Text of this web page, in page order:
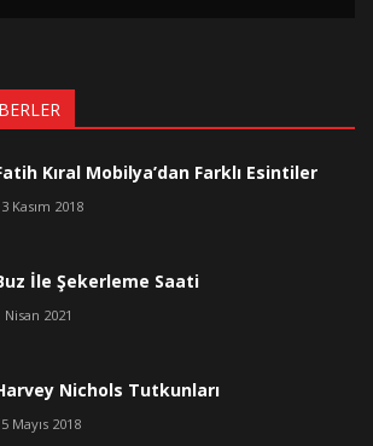
Kıral Mobilya’dan Farklı Esintiler
Kasım 2018
İle Şekerleme Saati
Nisan 2021
Nichols Tutkunları
Mayıs 2018